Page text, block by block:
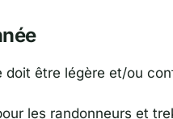
être légère et/ou
les randonneurs et